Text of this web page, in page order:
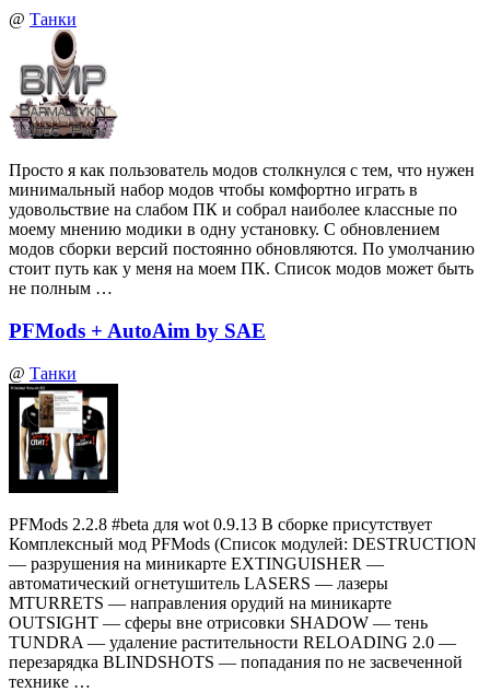
@ Танки
Просто я как пользователь модов столкнулся с тем, что нужен
минимальный набор модов чтобы комфортно играть в
удовольствие на слабом ПК и собрал наиболее классные по
моему мнению модики в одну установку. С обновлением
модов сборки версий постоянно обновляются. По умолчанию
стоит путь как у меня на моем ПК. Список модов может быть
не полным …
PFMods + AutoAim by SAE
@ Танки
PFMods 2.2.8 #beta для wot 0.9.13 В сборке присутствует
Комплексный мод PFMods (Список модулей: DESTRUCTION
— разрушения на миникарте EXTINGUISHER —
автоматический огнетушитель LASERS — лазеры
MTURRETS — направления орудий на миникарте
OUTSIGHT — сферы вне отрисовки SHADOW — тень
TUNDRA — удаление растительности RELOADING 2.0 —
перезарядка BLINDSHOTS — попадания по не засвеченной
технике …